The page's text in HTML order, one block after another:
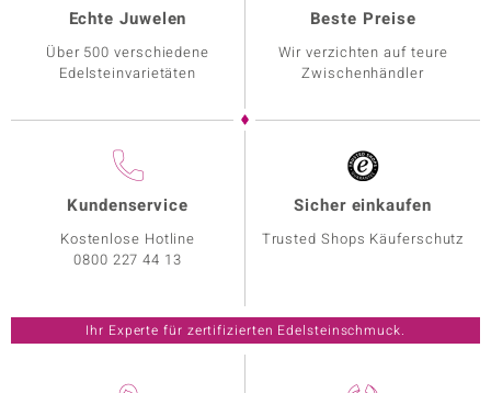
Echte Juwelen
Über 500 verschiedene
Edelsteinvarietäten
Beste Preise
Wir verzichten auf teure
Zwischenhändler
Kundenservice
Kostenlose Hotline
0800 227 44 13
Sicher einkaufen
Trusted Shops Käuferschutz
Ihr Experte für zertifizierten Edelsteinschmuck.